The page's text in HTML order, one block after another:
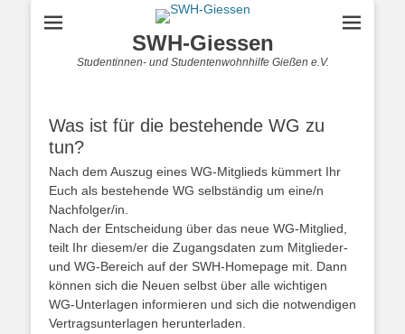
SWH-Giessen
Studentinnen- und Studentenwohnhilfe Gießen e.V.
Was ist für die bestehende WG zu
tun?
Nach dem Auszug eines WG-Mitglieds kümmert Ihr
Euch als bestehende WG selbständig um eine/n
Nachfolger/in.
Nach der Entscheidung über das neue WG-Mitglied,
teilt Ihr diesem/er die Zugangsdaten zum Mitglieder-
und WG-Bereich auf der SWH-Homepage mit. Dann
können sich die Neuen selbst über alle wichtigen
WG-Unterlagen informieren und sich die notwendigen
Vertragsunterlagen herunterladen.